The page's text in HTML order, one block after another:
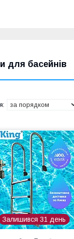
для басейнів
Залишився 31 день